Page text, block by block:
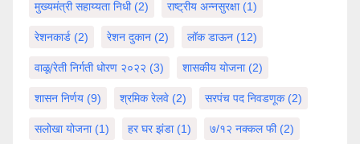
मुख्यमंत्री सहाय्यता निधी(2) राष्ट्रीय अन्नसुरक्षा(1)
रेशनकार्ड (2) रेशन दुकान (2) लॉक डाऊन (12)
वाळू/रेती निर्गती धोरण २०२२ (3) शासकीय योजना(2)
शासन निर्णय (9) श्रमिक रेलवे (2) सरपंच पद निवडणूक(2)
सलोखा योजना(1) हर घर झंडा(1) ७/१२ नक्कल फी(2)